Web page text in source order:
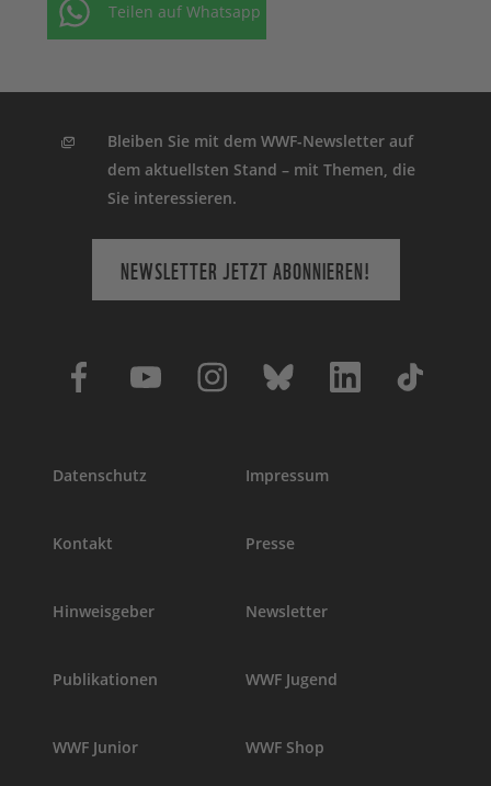
Teilen auf Whatsapp
Bleiben Sie mit dem WWF-Newsletter auf
dem aktuellsten Stand – mit Themen, die
Sie interessieren.
NEWSLETTER JETZT ABONNIEREN!
Datenschutz Impressum
Kontakt Presse
Hinweisgeber Newsletter
Publikationen WWF Jugend
WWF Junior WWF Shop